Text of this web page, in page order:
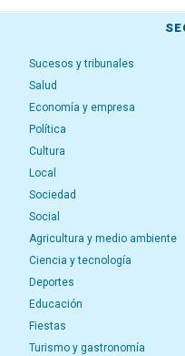
Sucesos y tribunales
Salud
Economía y empresa
Política
Cultura
Local
Sociedad
Social
Agricultura y medio ambiente
Ciencia y tecnología
Deportes
Educación
Fiestas
Turismo y gastronomía